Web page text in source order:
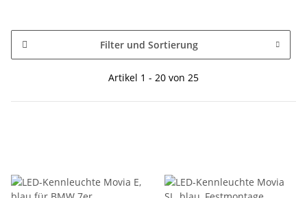
Filter und Sortierung
Artikel 1 - 20 von 25